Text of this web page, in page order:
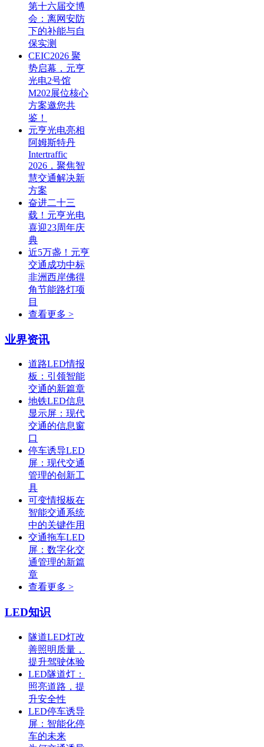
第十六届交博
会：离网安防
下的补能与自
保实测
CEIC2026 聚
势启幕，元亨
光电2号馆
M202展位核心
方案邀您共
鉴！
元亨光电亮相
阿姆斯特丹
Intertraffic
2026，聚焦智
慧交通解决新
方案
奋进二十三
载！元亨光电
喜迎23周年庆
典
近5万盏！元亨
交通成功中标
非洲西岸佛得
角节能路灯项
目
查看更多 >
业界资讯
道路LED情报
板：引领智能
交通的新篇章
地铁LED信息
显示屏：现代
交通的信息窗
口
停车诱导LED
屏：现代交通
管理的创新工
具
可变情报板在
智能交通系统
中的关键作用
交通拖车LED
屏：数字化交
通管理的新篇
章
查看更多 >
LED知识
隧道LED灯改
善照明质量，
提升驾驶体验
LED隧道灯：
照亮道路，提
升安全性
LED停车诱导
屏：智能化停
车的未来